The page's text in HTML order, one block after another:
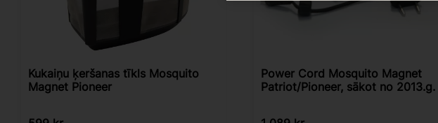
Kukaiņu ķeršanas tīkls Mosquito
Magnet Pioneer
Power Cord Mosquito Magnet
Patriot/Pioneer, sākot no 2013.g.